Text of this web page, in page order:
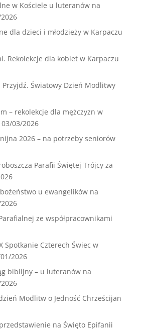
w Kościele u luteranów na
dla dzieci i młodzieży w Karpaczu
Rekolekcje dla kobiet w Karpaczu
Światowy Dzień Modlitwy
– rekolekcje dla mężczyzn w
03/03/2026
2026 – na potrzeby seniorów
Parafii Świętej Trójcy za
u ewangelików na
ze współpracownikami
Spotkanie Czterech Świec w
2026
biblijny – u luteranów na
Modlitw o Jedność Chrześcijan
przedstawienie na Święto Epifanii